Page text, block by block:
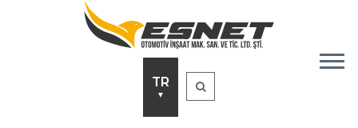
TR
▼